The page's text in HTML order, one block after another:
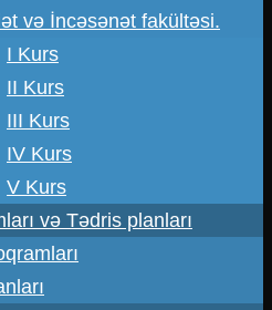
və İncəsənət fakültəsi.
I Kurs
II Kurs
III Kurs
IV Kurs
V Kurs
və Tədris planları